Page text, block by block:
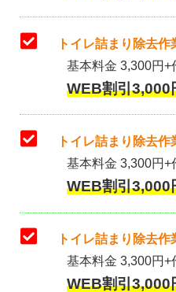
トイレ詰まり除去作
基本料金 3,300円+
WEB割引
トイレ詰まり除去
基本料金 3,300円+
WEB割引
トイレ詰まり除去
基本料金 3,300円+
WEB割引